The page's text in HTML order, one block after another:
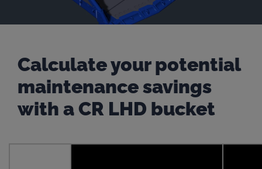
Calculate your potential
maintenance savings
with a CR LHD bucket